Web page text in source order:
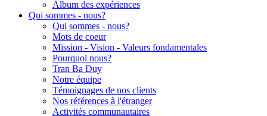
Album des expériences
Qui sommes - nous?
Qui sommes - nous?
Mots de coeur
Mission - Vision - Valeurs fondamentales
Pourquoi nous?
Tran Ba Duy
Notre équipe
Témoignages de nos clients
Nos références à l'étranger
Activités communautaires